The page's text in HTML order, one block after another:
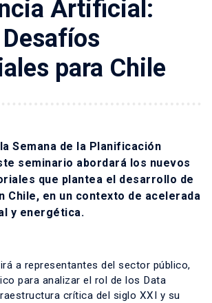
Artificial:
para Chile
Semana de la Planificación
seminario abordará los nuevos
que plantea el desarrollo de
Chile, en un contexto de acelerada
y energética.
a representantes del sector público,
para analizar el rol de los Data
crítica del siglo XXI y su